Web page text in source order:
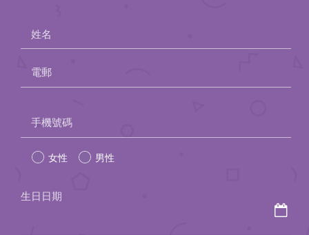
姓名
電郵
leave
this
手機號碼
女性 男性
生日日期